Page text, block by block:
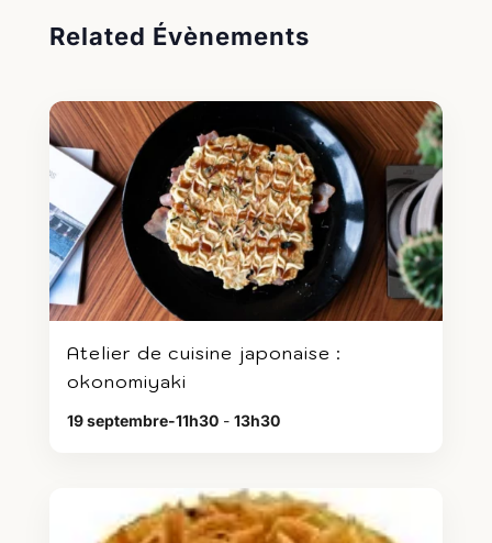
Related Évènements
Atelier de cuisine japonaise :
okonomiyaki
19 septembre-11h30- 13h30